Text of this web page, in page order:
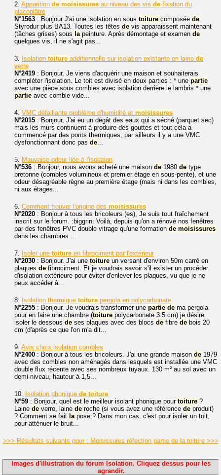
2. Apparition de moisissures au niveau des vis de fixation du
placoplâtre
N°1563 : Bonjour J'ai une isolation en sous toiture composée de
Styrodur plus BA13. Toutes les têtes de vis apparaissent maintenant
(tâches grises) sous lapeinture. Après démontage et examen de
quelques vis, il ne s'agit pas...
3. Isolation toiture additionnelle sur isolation existante en laine de
verre
N°2419 : Bonjour, Je viens d'acquérir une maison et souhaiterais
compléter l'isolation. Le toit est divisé en deux parties : * une partie
avec une pièce sous combles avec isolation derrière le lambris * une
partie avec comble vide...
4. VMC défaillante problème d'humidité et moisissures
N°2015 : Bonjour, J'ai eu un dégât des eaux qui a séché (parquet sec)
mais les murs continuent à produire des gouttes et tout cela a
commencé par des ponts thermiques, par ailleurs il y a une VMC
dysfonctionnant donc pas de...
5. Mauvaise odeur liée à l'isolation
N°536 : Bonjour, nous avons acheté une maison de 1980 de type
bretonne (combles volumineux et premier étage en sous-pente), et une
odeur désagréable règne au première étage (mais ni dans les combles,
ni aux étages...
6. Comment trouver l'origine des moisissures
N°2020 : Bonjour à tous les bricoleurs (es), Je suis tout fraîchement
inscrit sur le forum. :biggrin: Voilà, depuis qu'on a rénové nos fenêtres
par des fenêtres PVC double vitrage qu'une formation de moisissures
dans les chambres ...
7. Isoler une toiture en fibrociment par l'extérieur
N°2030 : Bonjour. J'ai une toiture un versant d'environ 50m carré en
plaques de fibrociment. Et je voudrais savoir s'il exister un procéder
d'isolation extérieure pour éviter d'enlever les plaques, vu que je ne
peux accéder à...
8. Isolation thermique toiture pergola en polycarbonate
N°2255 : Bonjour. Je voudrais transformer une partie de ma pergola
pour en faire une chambre (toiture polycarbonate 3.5 cm) je désire
isoler le dessous de ses plaques avec des blocs de fibre de bois 20
cm (d'après ce que l'on m'a dit...
9. Avis choix isolation combles
N°2400 : Bonjour à tous les bricoleurs. J'ai une grande maison de 1979
avec des combles non aménagés dans lesquels est installée une VMC
double flux récente avec ses nombreux tuyaux. 130 m² au sol avec un
demi-niveau, hauteur à 1,5...
10. Isolation phonique de toiture
N°59 : Bonjour, quel est le meilleur isolant phonique pour toiture ?
Laine de verre, laine de roche (si vous avez une référence de produit)
? Comment se fait lapose ? Dans mon cas, c'est pour isoler un toit,
pour atténuer le bruit...
>>> Résultats suivants pour : Moisissures réfection partie de la toiture >>>
Images d'illustration du forum Isolation. Cliquez dessus pour les
agrandir.